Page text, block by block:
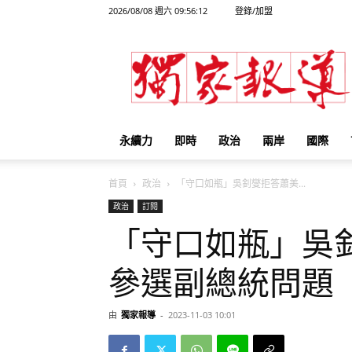
2026/08/08 週六 09:56:12 登錄/加盟
獨
家
報
永續力 即時 政治 兩岸 國際
首頁 政治 「守口如瓶」吳釗燮拒答蕭美...
政治 訂閱
「守口如瓶」
參選副總統問題
由 獨家報導 - 2023-11-03 10:01